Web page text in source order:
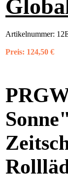
Artikelnummer:
Preis: 124,50 €